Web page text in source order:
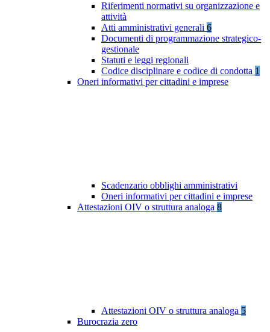
Riferimenti normativi su organizzazione e
attività
Atti amministrativi generali 6
Documenti di programmazione strategico-
gestionale
Statuti e leggi regionali
Codice disciplinare e codice di condotta 1
Oneri informativi per cittadini e imprese
Scadenzario obblighi amministrativi
Oneri informativi per cittadini e imprese
Attestazioni OIV o struttura analoga 8
Attestazioni OIV o struttura analoga 5
Burocrazia zero